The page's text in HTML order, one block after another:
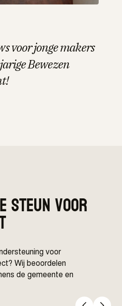
voor jonge makers
Bewezen
steun voor
voor
Wij beoordelen
de gemeente en